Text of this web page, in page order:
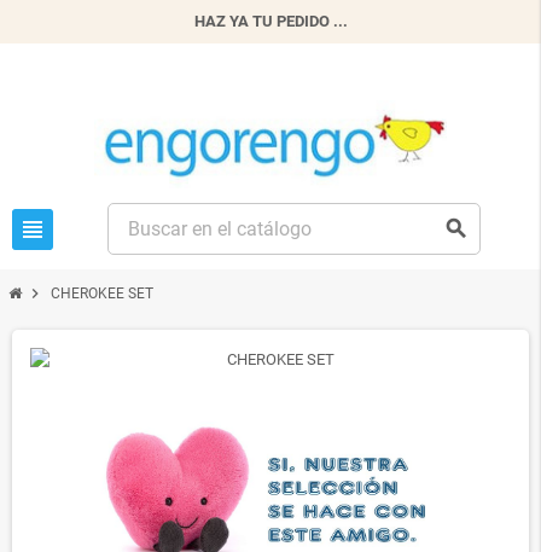
HAZ YA TU PEDIDO ...
view_headline search
chevron_right CHEROKEE SET